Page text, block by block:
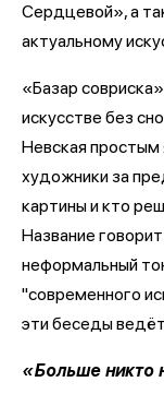
Сердцевой», а
актуальному
«Базар
искусстве без
Невская простым
художники за
картины и кто
Название
неформальный
"современного
эти беседы
«Больше никто